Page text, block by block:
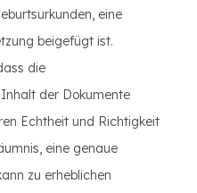
eine
beigefügt ist.
die
der Dokumente
Echtheit und Richtigkeit
eine genaue
zu erheblichen